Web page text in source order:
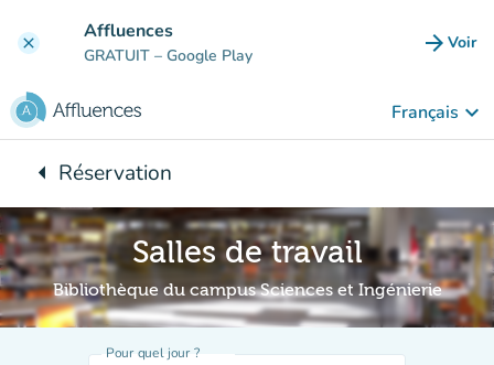
clear Affluences
GRATUIT – Google Play arrow_forward Voir
Français keyboard_arrow_down
arrow_leftRetour à :
Réservation
Salles de travail
Bibliothèque du campus Sciences et Ingénierie
Pour quel jour ?